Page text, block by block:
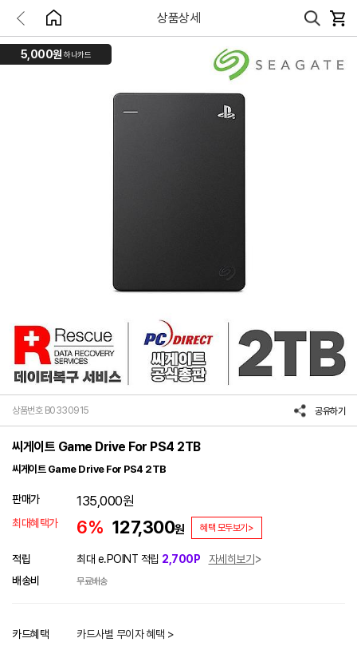
상품상세
5,000원 하나카드
상품번호 B0330915 공유하기
씨게이트 Game Drive For PS4 2TB
씨게이트 Game Drive For PS4 2TB
판매가 135,000원
최대혜택가 6% 127,300원 혜택 모두보기>
적립 최대 e.POINT 적립 2,700P
자세히보기
배송비
무료배송
카드혜택 카드사별 무이자 혜택 >